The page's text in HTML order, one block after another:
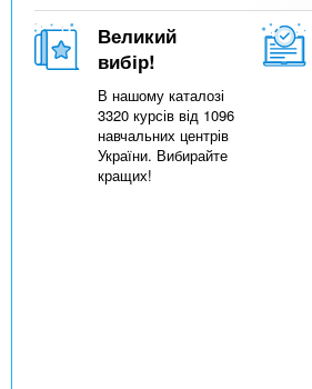
Великий
вибір!
В нашому каталозі
3320 курсів від 1096
навчальних центрів
України. Вибирайте
кращих!